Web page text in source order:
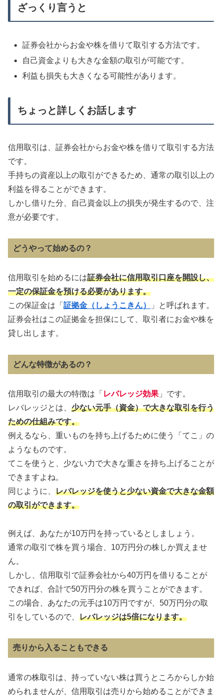
ざっくり言うと
証券会社からお金や株を借りて取引する方法です。
自己資金よりも大きな金額の取引が可能です。
利益も損失も大きくなる可能性があります。
ちょっと詳しくお話します
信用取引は、証券会社からお金や株を借りて取引する方法
です。
手持ちの資産以上の取引ができるため、通常の取引以上の
利益を得ることができます。
しかし借りた分、自己資金以上の損失が発生するので、注
意が必要です。
どうやって始めるの？
信用取引を始めるには証券会社に信用取引口座を開設し、
一定の保証金を預ける必要があります。
この保証金は「 証拠金（しょうこきん）
」と呼ばれます。
証券会社はこの証拠金を担保にして、取引者にお金や株を
貸し出します。
どんな特徴があるの？
信用取引の最大の特徴は「 レバレッジ効果 」です。
レバレッジとは、 少ない元手（資金）で大きな取引を行う
ための仕組みです。
例えるなら、重いものを持ち上げるために使う「てこ」の
ようなものです。
てこを使うと、少ない力で大きな重さを持ち上げることが
できますよね。
同じように、 レバレッジを使うと少ない資金で大きな金額
の取引ができます。
例えば、あなたが10万円を持っているとしましょう。
通常の取引で株を買う場合、10万円分の株しか買えませ
ん。
しかし、信用取引で証券会社から40万円を借りることが
できれば、合計で50万円分の株を買うことができます。
この場合、あなたの元手は10万円ですが、50万円分の取
引をしているので、 レバレッジは5倍になります。
売りから入ることもできる
通常の株取引は、持っていない株は買うところからしか始
められませんが、信用取引は売りから始めることができま